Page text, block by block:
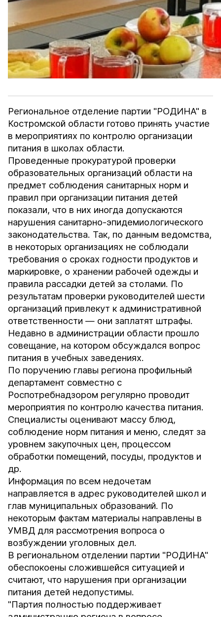
Региональное отделение партии "РОДИНА" в
Костромской области готово принять участие
в мероприятиях по контролю организации
питания в школах области.
Проведенные прокуратурой проверки
образовательных организаций области на
предмет соблюдения санитарных норм и
правил при организации питания детей
показали, что в них иногда допускаются
нарушения санитарно-эпидемиологического
законодательства. Так, по данным ведомства,
в некоторых организациях не соблюдали
требования о сроках годности продуктов и
маркировке, о хранении рабочей одежды и
правила рассадки детей за столами. По
результатам проверки руководителей шести
организаций привлекут к административной
ответственности — они заплатят штрафы.
Недавно в администрации области прошло
совещание, на котором обсуждался вопрос
питания в учебных заведениях.
По поручению главы региона профильный
департамент совместно с
Роспотребнадзором регулярно проводит
мероприятия по контролю качества питания.
Специалисты оценивают массу блюд,
соблюдение норм питания и меню, следят за
уровнем закупочных цен, процессом
обработки помещений, посуды, продуктов и
др.
Информация по всем недочетам
направляется в адрес руководителей школ и
глав муниципальных образований. По
некоторым фактам материалы направлены в
УМВД для рассмотрения вопроса о
возбуждении уголовных дел.
В региональном отделении партии "РОДИНА"
обеспокоены сложившейся ситуацией и
считают, что нарушения при организации
питания детей недопустимы.
"Партия полностью поддерживает